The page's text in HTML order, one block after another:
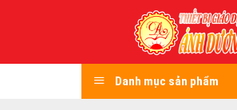
Danh mục sản phẩm